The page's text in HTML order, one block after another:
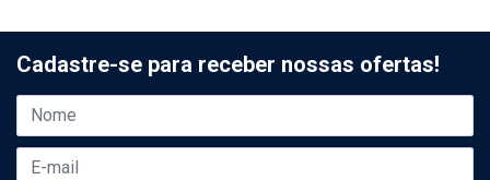
Cadastre-se para receber nossas ofertas!